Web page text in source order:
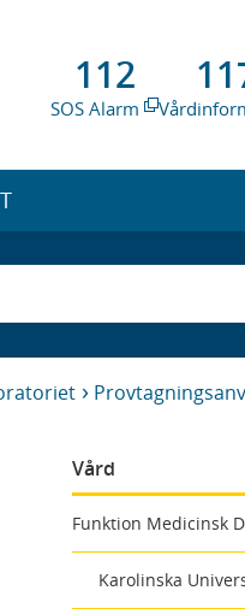
112
SOS Alarm
Vård
Funktion Medicinsk
Karolinska